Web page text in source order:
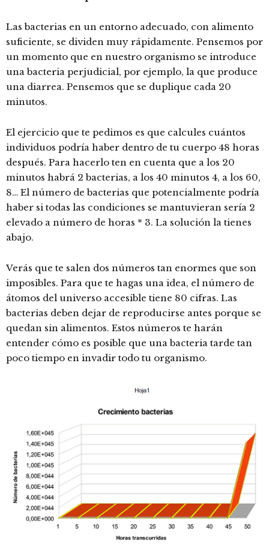
Las bacterias en un entorno adecuado, con alimento
suficiente, se dividen muy rápidamente. Pensemos por
un momento que en nuestro organismo se introduce
una bacteria perjudicial, por ejemplo, la que produce
una diarrea. Pensemos que se duplique cada 20
minutos.
El ejercicio que te pedimos es que calcules cuántos
individuos podría haber dentro de tu cuerpo 48 horas
después. Para hacerlo ten en cuenta que a los 20
minutos habrá 2 bacterias, a los 40 minutos 4, a los 60,
8… El número de bacterias que potencialmente podría
haber si todas las condiciones se mantuvieran sería 2
elevado a número de horas * 3. La solución la tienes
abajo.
Verás que te salen dos números tan enormes que son
imposibles. Para que te hagas una idea, el número de
átomos del universo accesible tiene 80 cifras. Las
bacterias deben dejar de reproducirse antes porque se
quedan sin alimentos. Estos números te harán
entender cómo es posible que una bacteria tarde tan
poco tiempo en invadir todo tu organismo.